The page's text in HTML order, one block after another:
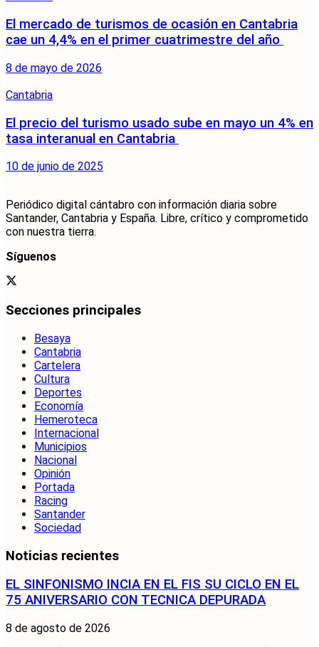
El mercado de turismos de ocasión en Cantabria
cae un 4,4% en el primer cuatrimestre del año
8 de mayo de 2026
Cantabria
El precio del turismo usado sube en mayo un 4% en
tasa interanual en Cantabria
10 de junio de 2025
Periódico digital cántabro con información diaria sobre
Santander, Cantabria y España. Libre, crítico y comprometido
con nuestra tierra.
Síguenos
Secciones principales
Besaya
Cantabria
Cartelera
Cultura
Deportes
Economía
Hemeroteca
Internacional
Municipios
Nacional
Opinión
Portada
Racing
Santander
Sociedad
Noticias recientes
EL SINFONISMO INCIA EN EL FIS SU CICLO EN EL
75 ANIVERSARIO CON TECNICA DEPURADA
8 de agosto de 2026